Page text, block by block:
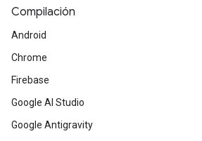
Compilación
Android
Chrome
Firebase
Google AI Studio
Google Antigravity